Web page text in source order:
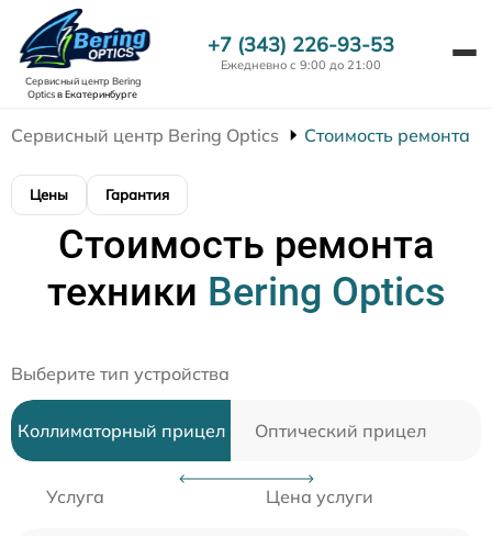
Сервисный центр Bering
Opticsв Екатеринбурге
+7 (343) 226-93-53
Ежедневно с 9:00 до 21:00
Сервисный центр Bering Optics Стоимость ремонта
Цены Гарантия
Стоимость ремонта
техники Bering Optics
Выберите тип устройства
Коллиматорный прицел Оптический прицел
Услуга Цена услуги